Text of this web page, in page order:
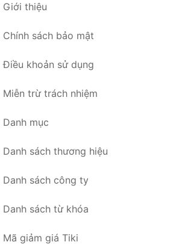
Giới thiệu
Chính sách bảo mật
Điều khoản sử dụng
Miễn trừ trách nhiệm
Danh mục
Danh sách thương hiệu
Danh sách công ty
Danh sách từ khóa
Mã giảm giá Tiki